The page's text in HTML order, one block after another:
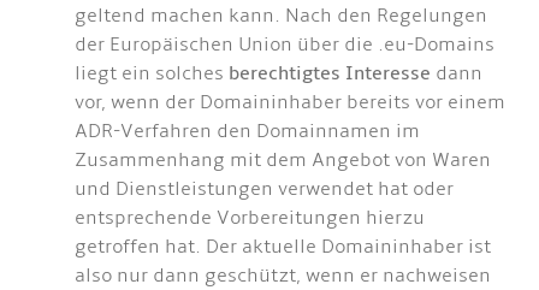
geltend machen kann. Nach den Regelungen
der Europäischen Union über die .eu-Domains
liegt ein solches berechtigtes Interesse dann
vor, wenn der Domaininhaber bereits vor einem
ADR-Verfahren den Domainnamen im
Zusammenhang mit dem Angebot von Waren
und Dienstleistungen verwendet hat oder
entsprechende Vorbereitungen hierzu
getroffen hat. Der aktuelle Domaininhaber ist
also nur dann geschützt, wenn er nachweisen